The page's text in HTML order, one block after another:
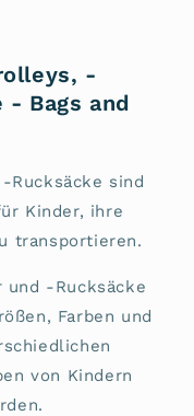
-
- Bags and
sind
Kinder, ihre
transportieren.
-Rucksäcke
Farben und
von Kindern